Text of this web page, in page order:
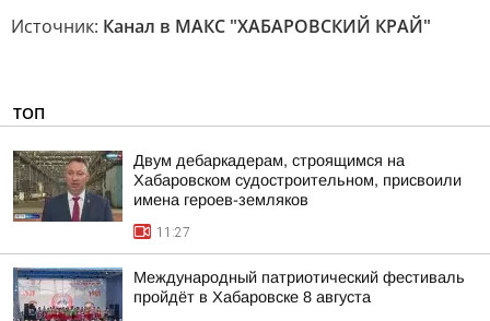
Источник: Канал в МАКС "ХАБАРОВСКИЙ КРАЙ"
ТОП
Двум дебаркадерам, строящимся на
Хабаровском судостроительном, присвоили
имена героев-земляков
11:27
Международный патриотический фестиваль
пройдёт в Хабаровске 8 августа